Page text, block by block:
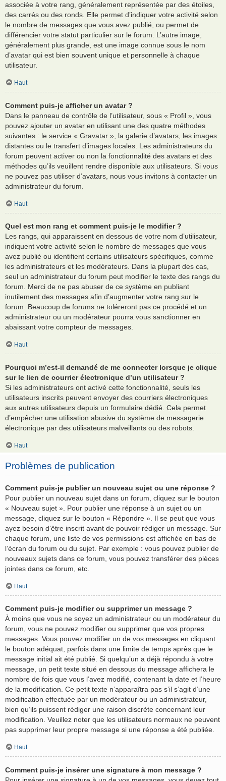
associée à votre rang, généralement représentée par des étoiles,
des carrés ou des ronds. Elle permet d’indiquer votre activité selon
le nombre de messages que vous avez publié, ou permet de
différencier votre statut particulier sur le forum. L’autre image,
généralement plus grande, est une image connue sous le nom
d’avatar qui est bien souvent unique et personnelle à chaque
utilisateur.
Haut
Comment puis-je afficher un avatar ?
Dans le panneau de contrôle de l’utilisateur, sous « Profil », vous
pouvez ajouter un avatar en utilisant une des quatre méthodes
suivantes : le service « Gravatar », la galerie d’avatars, les images
distantes ou le transfert d’images locales. Les administrateurs du
forum peuvent activer ou non la fonctionnalité des avatars et des
méthodes qu’ils veuillent rendre disponible aux utilisateurs. Si vous
ne pouvez pas utiliser d’avatars, nous vous invitons à contacter un
administrateur du forum.
Haut
Quel est mon rang et comment puis-je le modifier ?
Les rangs, qui apparaissent en dessous de votre nom d’utilisateur,
indiquent votre activité selon le nombre de messages que vous
avez publié ou identifient certains utilisateurs spécifiques, comme
les administrateurs et les modérateurs. Dans la plupart des cas,
seul un administrateur du forum peut modifier le texte des rangs du
forum. Merci de ne pas abuser de ce système en publiant
inutilement des messages afin d’augmenter votre rang sur le
forum. Beaucoup de forums ne toléreront pas ce procédé et un
administrateur ou un modérateur pourra vous sanctionner en
abaissant votre compteur de messages.
Haut
Pourquoi m’est-il demandé de me connecter lorsque je clique
sur le lien de courrier électronique d’un utilisateur ?
Si les administrateurs ont activé cette fonctionnalité, seuls les
utilisateurs inscrits peuvent envoyer des courriers électroniques
aux autres utilisateurs depuis un formulaire dédié. Cela permet
d’empêcher une utilisation abusive du système de messagerie
électronique par des utilisateurs malveillants ou des robots.
Haut
Problèmes de publication
Comment puis-je publier un nouveau sujet ou une réponse ?
Pour publier un nouveau sujet dans un forum, cliquez sur le bouton
« Nouveau sujet ». Pour publier une réponse à un sujet ou un
message, cliquez sur le bouton « Répondre ». Il se peut que vous
ayez besoin d’être inscrit avant de pouvoir rédiger un message. Sur
chaque forum, une liste de vos permissions est affichée en bas de
l’écran du forum ou du sujet. Par exemple : vous pouvez publier de
nouveaux sujets dans ce forum, vous pouvez transférer des pièces
jointes dans ce forum, etc.
Haut
Comment puis-je modifier ou supprimer un message ?
À moins que vous ne soyez un administrateur ou un modérateur du
forum, vous ne pouvez modifier ou supprimer que vos propres
messages. Vous pouvez modifier un de vos messages en cliquant
le bouton adéquat, parfois dans une limite de temps après que le
message initial ait été publié. Si quelqu’un a déjà répondu à votre
message, un petit texte situé en dessous du message affichera le
nombre de fois que vous l’avez modifié, contenant la date et l’heure
de la modification. Ce petit texte n’apparaîtra pas s’il s’agit d’une
modification effectuée par un modérateur ou un administrateur,
bien qu’ils puissent rédiger une raison discrète concernant leur
modification. Veuillez noter que les utilisateurs normaux ne peuvent
pas supprimer leur propre message si une réponse a été publiée.
Haut
Comment puis-je insérer une signature à mon message ?